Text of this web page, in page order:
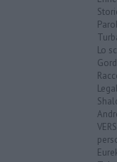
Lo